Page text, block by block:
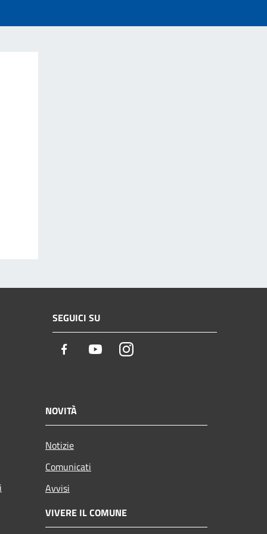
SEGUICI SU
Facebook YoutubeInstagram
NOVITÀ
Notizie
Comunicati
Avvisi
VIVERE IL COMUNE